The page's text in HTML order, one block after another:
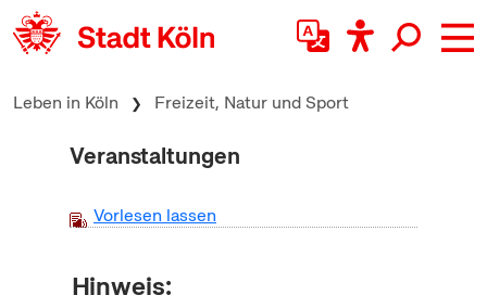
zum Inhalt springen
Leben in Köln Freizeit, Natur und Sport
Veranstaltungen
Vorlesen lassen
Hinweis: